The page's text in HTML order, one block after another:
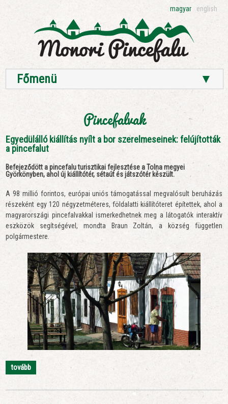
magyar english
Főmenü ▼
Pincefalvak
Egyedülálló kiállítás nyílt a bor szerelmeseinek: felújították
a pincefalut
Befejeződött a pincefalu turisztikai fejlesztése a Tolna megyei
Györkönyben, ahol új kiállítótér, sétaút és játszótér készült.
A 98 millió forintos, európai uniós támogatással megvalósult beruházás
részeként egy 120 négyzetméteres, földalatti kiállítóteret építettek, ahol a
magyarországi pincefalvakkal ismerkedhetnek meg a látogatók interaktív
eszközök segítségével, mondta Braun Zoltán, a község független
polgármestere.
tovább